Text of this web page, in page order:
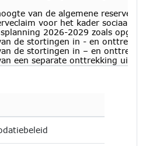
van de algemene reserve
voor het kader sociaal
2026-2029 zoals
de stortingen in - en
de stortingen in – en
een separate onttrekking uit